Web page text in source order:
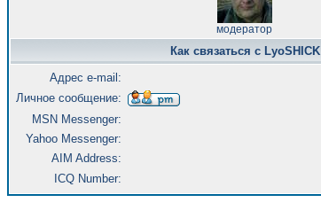
модератор
Как связаться с LyoSHICK
Адрес e-mail:
Личное сообщение:
MSN Messenger:
Yahoo Messenger:
AIM Address:
ICQ Number: